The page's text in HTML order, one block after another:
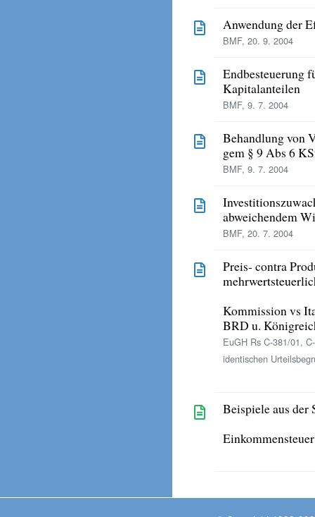
Anwendung der
BMF, 20. 9. 2004
Endbesteuerung
Kapitalanteilen
BMF, 9. 7. 2004
Behandlung von
gem § 9 Abs 6
BMF, 9. 7. 2004
abweichendem
BMF, 20. 7. 2004
Preis- contra
Kommission vs
BRD u.
EuGH Rs C-381/01,
identischen
Beispiele aus der
Einkommensteuer